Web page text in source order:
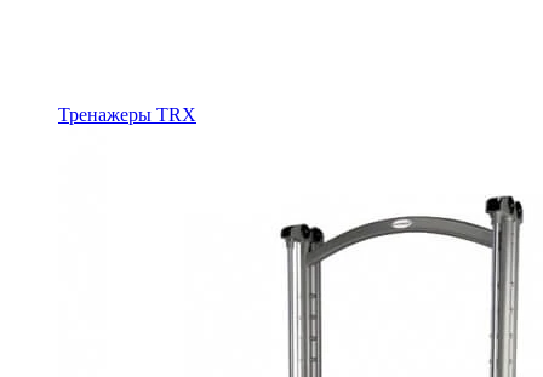
Тренажеры TRX